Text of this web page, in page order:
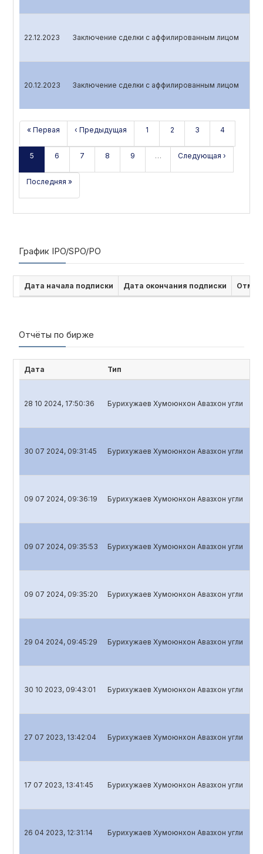
22.12.2023 Заключение сделки с аффилированным лицом
20.12.2023 Заключение сделки с аффилированным лицом
« Первая ‹ Предыдущая 1 2 3 4
5 6 7 8 9 … Следующая ›
Последняя »
График IPO/SPO/PO
Дата начала подписки Дата окончания подписки
Отчёты по бирже
Дата Тип
28 10 2024, 17:50:36 Бурихужаев Хумоюнхон Авазхон угли
30 07 2024, 09:31:45 Бурихужаев Хумоюнхон Авазхон угли
09 07 2024, 09:36:19 Бурихужаев Хумоюнхон Авазхон угли
09 07 2024, 09:35:53 Бурихужаев Хумоюнхон Авазхон угли
09 07 2024, 09:35:20 Бурихужаев Хумоюнхон Авазхон угли
29 04 2024, 09:45:29 Бурихужаев Хумоюнхон Авазхон угли
30 10 2023, 09:43:01 Бурихужаев Хумоюнхон Авазхон угли
27 07 2023, 13:42:04 Бурихужаев Хумоюнхон Авазхон угли
17 07 2023, 13:41:45 Бурихужаев Хумоюнхон Авазхон угли
26 04 2023, 12:31:14 Бурихужаев Хумоюнхон Авазхон угли